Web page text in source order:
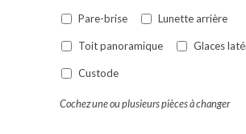
Pare-brise Lunette arrière
Toit panoramique Glaces
Custode
Cochez une ou plusieurs pièces à changer